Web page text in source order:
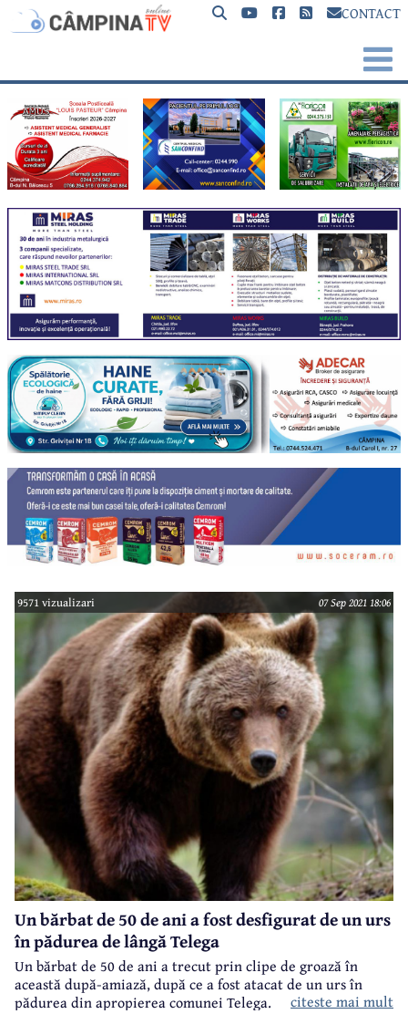
CONTACT
9571 vizualizari 07 Sep 2021 18:06
Un bărbat de 50 de ani a fost desfigurat de un urs
în pădurea de lângă Telega
Un bărbat de 50 de ani a trecut prin clipe de groază în
această după-amiază, după ce a fost atacat de un urs în
pădurea din apropierea comunei Telega.
citeste mai mult